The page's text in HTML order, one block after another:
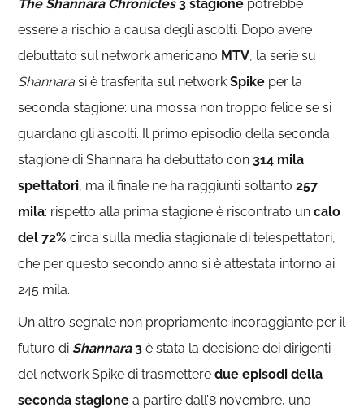
The Shannara Chronicles3 stagione potrebbe
essere a rischio a causa degli ascolti. Dopo avere
debuttato sul network americano MTV, la serie su
Shannara si è trasferita sul networkSpike per la
seconda stagione: una mossa non troppo felice se si
guardano gli ascolti. Il primo episodio della seconda
stagione di Shannara ha debuttato con314 mila
spettatori, ma il finale ne ha raggiunti soltanto257
mila: rispetto alla prima stagione è riscontrato uncalo
del 72%circa sulla media stagionale di telespettatori,
che per questo secondo anno si è attestata intorno ai
245 mila.
Un altro segnale non propriamente incoraggiante per il
futuro di Shannara3 è stata la decisione dei dirigenti
del network Spike di trasmetteredue episodi della
seconda stagione a partire dall’8 novembre, una